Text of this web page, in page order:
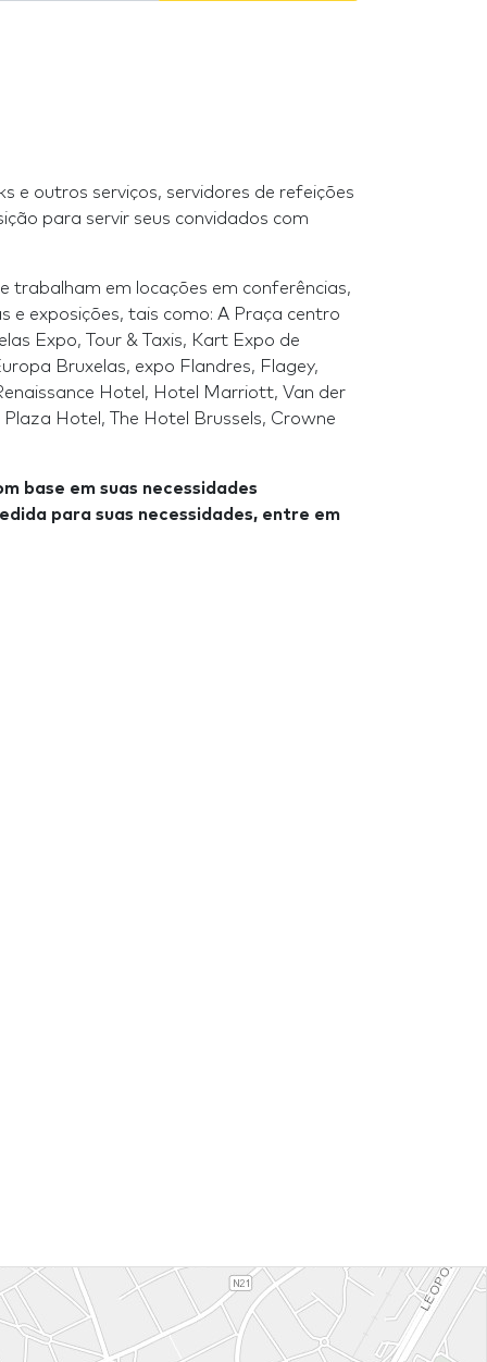
e outros serviços, servidores de refeições
trabalham em locações em conferências,
e exposições, tais como: A Praça centro
Expo, Tour & Taxis, Kart Expo de
Bruxelas, expo Flandres, Flagey,
Hotel, Hotel Marriott, Van der
Hotel, The Hotel Brussels, Crowne
base em suas necessidades
para suas necessidades, entre em